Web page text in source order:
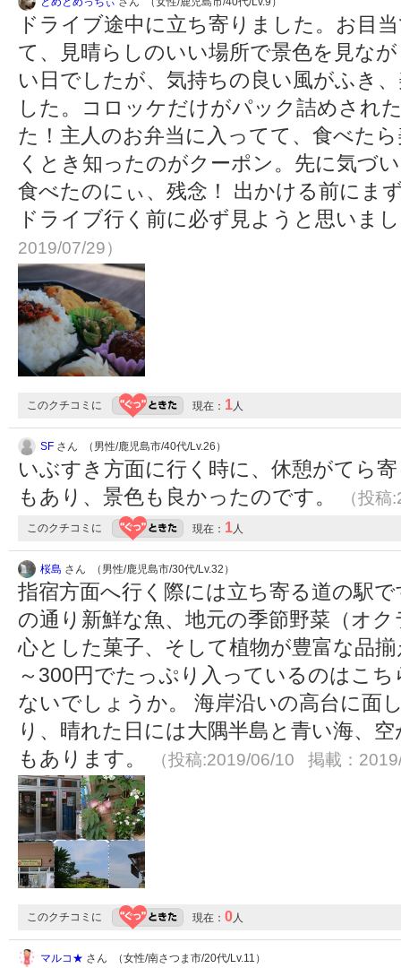
ドライブ途中に立ち寄りました。お目
て、見晴らしのいい場所で景色を見な
い日でしたが、気持ちの良い風がふき
した。コロッケだけがパック詰めされ
た！主人のお弁当に入ってて、食べた
くとき知ったのがクーポン。先に気づ
食べたのにぃ、残念！ 出かける前にま
ドライブ行く前に必ず見ようと思いま
2019/07/29）
このクチコミに 現在： 1人
SF さん （男性/鹿児島市/40代/Lv.26）
いぶすき方面に行く時に、休憩がてら
もあり、景色も良かったのです。
（投
このクチコミに 現在： 1人
桜島 さん （男性/鹿児島市/30代/Lv.32）
指宿方面へ行く際には立ち寄る道の駅
の通り新鮮な魚、地元の季節野菜（オ
心とした菓子、そして植物が豊富な品
～300円でたっぷり入っているのはこ
ないでしょうか。 海岸沿いの高台に面
り、晴れた日には大隅半島と青い海、
もあります。
（投稿:2019/06/10 掲載：
このクチコミに 現在： 0人
マルコ★ さん （女性/南さつま市/20代/Lv.11）